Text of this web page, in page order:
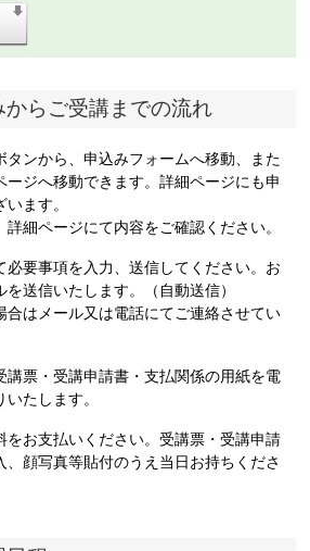
らご受講までの流れ
タンから、申込みフォームへ移動、また
ージへ移動できます。詳細ページにも申
ます。
細ページにて内容をご確認ください。
必要事項を入力、送信してください。お
送信いたします。（自動送信）
合はメール又は電話にてご連絡させてい
講票・受講申請書・支払関係の用紙を電
たします。
をお支払いください。受講票・受講申請
、顔写真等貼付のうえ当日お持ちくださ